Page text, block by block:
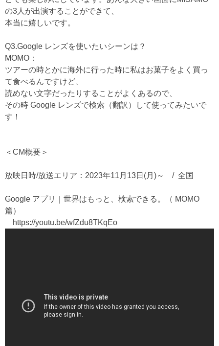
の3人が出演することができて、
本当に嬉しいです。
Q3.Google レンズを使いたいシーンは？
MOMO：
ツアーの時とかに海外に行った時に私はお菓子をよく買っ
て食べるんですけど、
読めない文字だったりすることがよくあるので、
その時 Google レンズで検索（翻訳）して使ってみたいで
す！
＜CM概要＞
放映日時/放送エリア：2023年11月13日(月)～ / 全国
Google アプリ｜世界はもっと、検索できる。（ MOMO
篇）
https://youtu.be/wfZdu8TKqEo